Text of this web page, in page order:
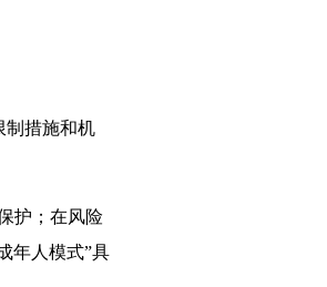
制措施和机
护；在风险
年人模式”具